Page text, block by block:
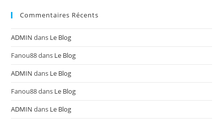
Commentaires Récents
ADMIN dans Le Blog
Fanou88dans Le Blog
ADMIN dans Le Blog
Fanou88dans Le Blog
ADMIN dans Le Blog